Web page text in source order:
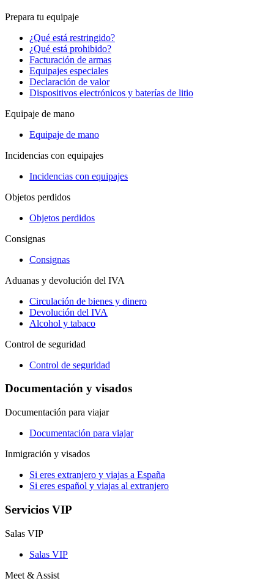
Prepara tu equipaje
¿Qué está restringido?
¿Qué está prohibido?
Facturación de armas
Equipajes especiales
Declaración de valor
Dispositivos electrónicos y baterías de litio
Equipaje de mano
Equipaje de mano
Incidencias con equipajes
Incidencias con equipajes
Objetos perdidos
Objetos perdidos
Consignas
Consignas
Aduanas y devolución del IVA
Circulación de bienes y dinero
Devolución del IVA
Alcohol y tabaco
Control de seguridad
Control de seguridad
Documentación y visados
Documentación para viajar
Documentación para viajar
Inmigración y visados
Si eres extranjero y viajas a España
Si eres español y viajas al extranjero
Servicios VIP
Salas VIP
Salas VIP
Meet & Assist